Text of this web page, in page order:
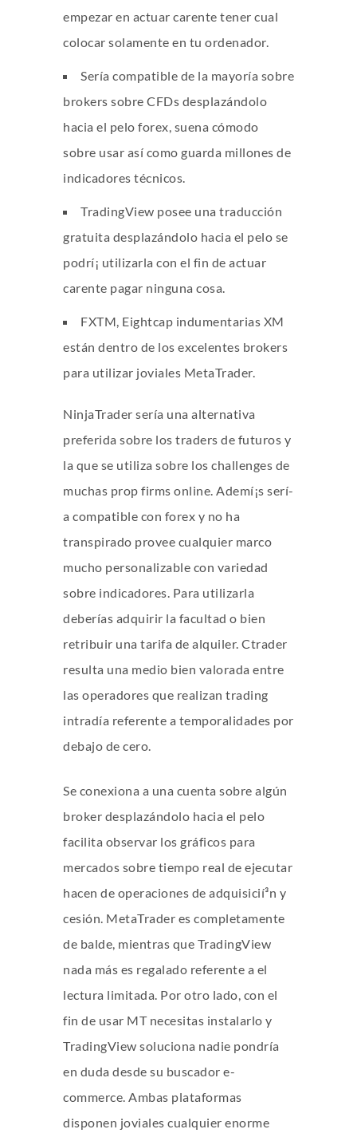
empezar en actuar carente tener cual
colocar solamente en tu ordenador.
Serí­a compatible de la mayoría sobre
brokers sobre CFDs desplazándolo
hacia el pelo forex, suena cómodo
sobre usar así­ como guarda millones de
indicadores técnicos.
TradingView posee una traducción
gratuita desplazándolo hacia el pelo se
podrí¡ utilizarla con el fin de actuar
carente pagar ninguna cosa.
FXTM, Eightcap indumentarias XM
están dentro de los excelentes brokers
para utilizar joviales MetaTrader.
NinjaTrader serí­a una alternativa
preferida sobre los traders de futuros y
la que se utiliza sobre los challenges de
muchas prop firms online. Ademí¡s serí­
a compatible con forex y no ha
transpirado provee cualquier marco
mucho personalizable con variedad
sobre indicadores. Para utilizarla
deberías adquirir la facultad o bien
retribuir una tarifa de alquiler. Ctrader
resulta una medio bien valorada entre
las operadores que realizan trading
intradía referente a temporalidades por
debajo de cero.
Se conexiona a una cuenta sobre algún
broker desplazándolo hacia el pelo
facilita observar los gráficos para
mercados sobre tiempo real de ejecutar
hacen de operaciones de adquisicií³n y
cesión. MetaTrader es completamente
de balde, mientras que TradingView
nada más es regalado referente a el
lectura limitada. Por otro lado, con el
fin de usar MT necesitas instalarlo y
TradingView soluciona nadie pondrí­a
en duda desde su buscador e-
commerce. Ambas plataformas
disponen joviales cualquier enorme